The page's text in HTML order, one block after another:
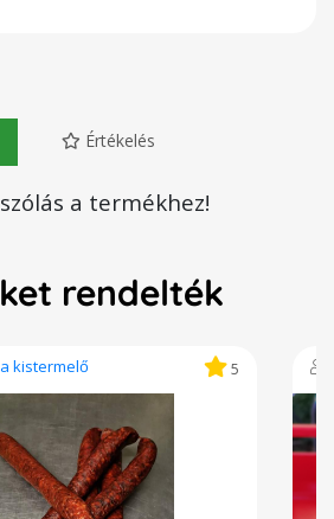
Értékelés
a termékhez!
rendelték
kistermelő 5